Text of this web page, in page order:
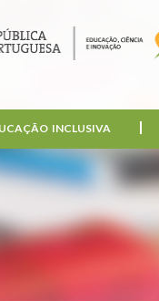
INCLUSIVA